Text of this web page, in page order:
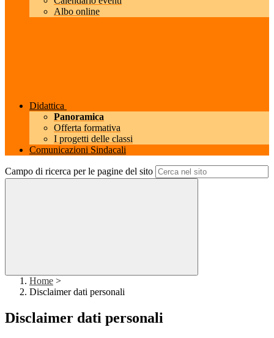
Albo online
Didattica
Panoramica
Offerta formativa
I progetti delle classi
Comunicazioni Sindacali
Campo di ricerca per le pagine del sito
Home >
Disclaimer dati personali
Disclaimer dati personali